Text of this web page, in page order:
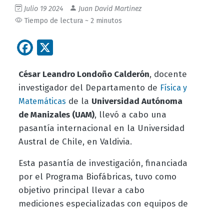
Julio 19 2024
Juan David Martinez
Tiempo de lectura ~ 2 minutos
Facebook
César Leandro Londoño Calderón, docente
investigador del Departamento de Física y
Matemáticas de la Universidad Autónoma
de Manizales (UAM), llevó a cabo una
pasantía internacional en la Universidad
Austral de Chile, en Valdivia.
Esta pasantía de investigación, financiada
por el Programa Biofábricas, tuvo como
objetivo principal llevar a cabo
mediciones especializadas con equipos de